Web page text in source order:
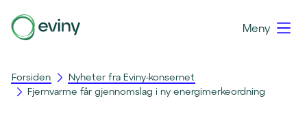
Meny
Forsiden
Nyheter fra Eviny-konsernet
Fjernvarme får gjennomslag i ny energimerkeordning